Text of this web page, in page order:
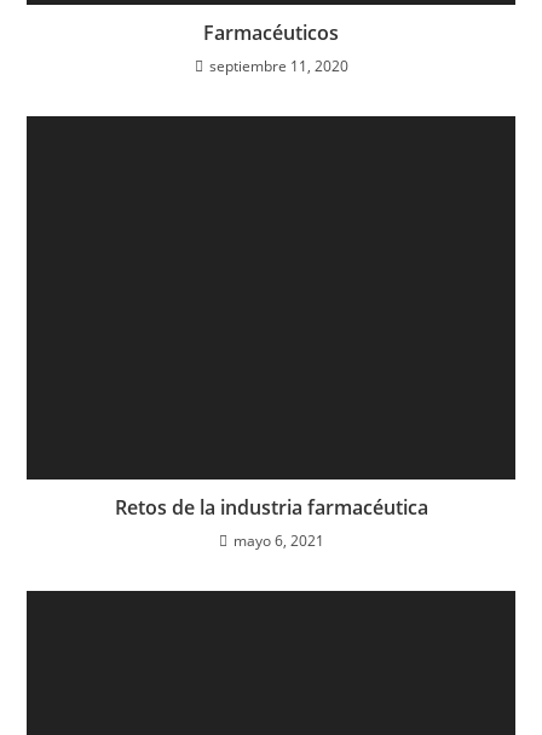
Farmacéuticos
septiembre 11, 2020
Retos de la industria farmacéutica
mayo 6, 2021